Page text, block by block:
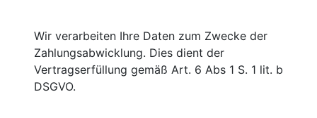
Wir verarbeiten Ihre Daten zum Zwecke der
Zahlungsabwicklung. Dies dient der
Vertragserfüllung gemäß Art. 6 Abs 1 S. 1 lit. b
DSGVO.